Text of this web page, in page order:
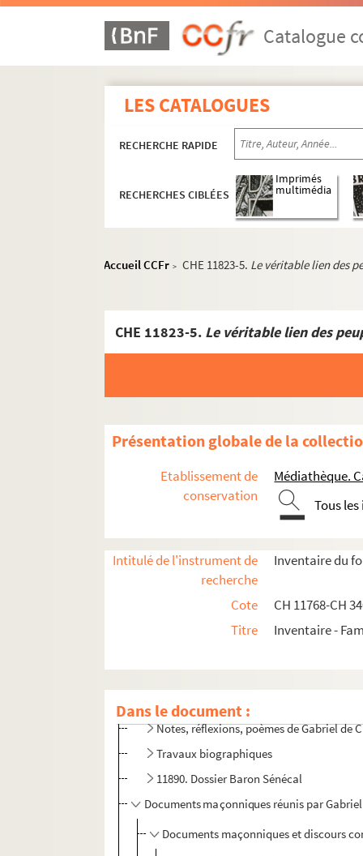
Catalogue
LES CATALOGUES
RECHERCHE RAPIDE
RECHERCHES CIBLÉES
Imprimés
multimédia
Accueil CCFr > CHE 11823-5. Le véritable lien des
CHE 11823-5. Le véritable lien des peuples,
Présentation globale de la
Etablissement de
conservation
Médiathèque.
Tous
Intitulé de l'instrument de
recherche
Inventaire du
Cote
CH 11768-CH
Titre
Inventaire -
Dans le document :
Documents administratifs, juridiques,
Formation et carrière professionnelle
Correspondances des membres de la
Notes et travaux de Gabriel de Chénier
Droit
Notes, réflexions, poèmes de Gabriel de
Travaux biographiques
11890. Dossier Baron Sénécal
Documents maçonniques réunis par
Documents maçonniques et discours